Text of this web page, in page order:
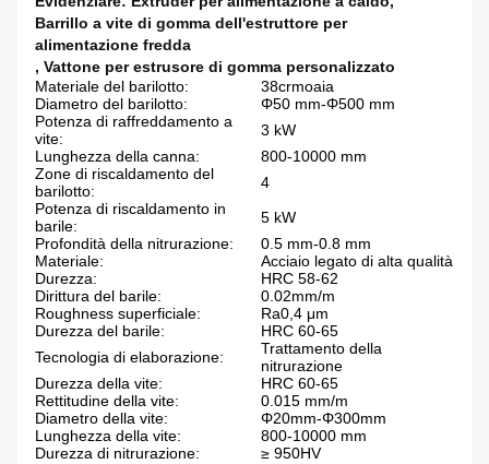
Barrillo a vite di gomma dell'estruttore per
alimentazione fredda
, Vattone per estrusore di gomma personalizzato
Materiale del barilotto:
38crmoaia
Diametro del barilotto:
Φ50 mm-Φ500 mm
Potenza di raffreddamento a
vite:
3 kW
Lunghezza della canna:
800-10000 mm
Zone di riscaldamento del
barilotto:
4
Potenza di riscaldamento in
barile:
5 kW
Profondità della nitrurazione:
0.5 mm-0.8 mm
Materiale:
Acciaio legato di alta qualità
Durezza:
HRC 58-62
Dirittura del barile:
0.02mm/m
Roughness superficiale:
Ra0,4 μm
Durezza del barile:
HRC 60-65
Tecnologia di elaborazione:
Trattamento della
nitrurazione
Durezza della vite:
HRC 60-65
Rettitudine della vite:
0.015 mm/m
Diametro della vite:
Φ20mm-Φ300mm
Lunghezza della vite:
800-10000 mm
Durezza di nitrurazione:
≥ 950HV